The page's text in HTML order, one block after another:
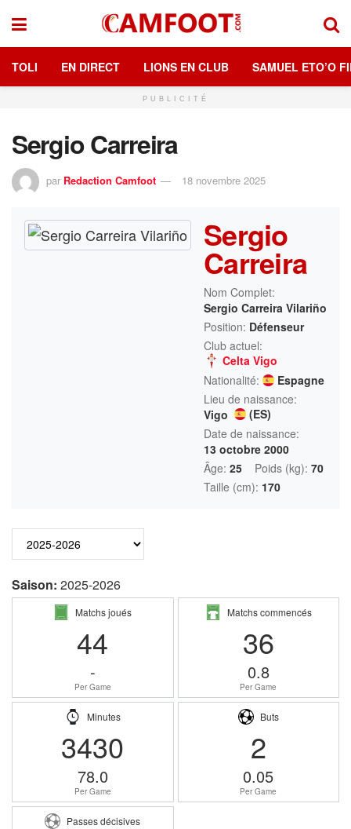
TOLI EN DIRECT LIONS EN CLUB SAMUEL ETO’O
PUBLICITÉ
Sergio Carreira
par Redaction Camfoot 18 novembre 2025
Sergio
Carreira
Nom Complet:
Sergio Carreira Vilariño
Position: Défenseur
Club actuel:
Celta Vigo
Nationalité:
Espagne
Lieu de naissance:
Vigo
(ES)
Date de naissance:
13 octobre 2000
Âge: 25 Poids (kg): 70
Taille (cm): 170
Saison: 2025-2026
Matchs joués
44
-
Per Game
Matchs commencés
36
0.8
Per Game
Minutes
3430
78.0
Per Game
Buts
2
0.05
Per Game
Passes décisives